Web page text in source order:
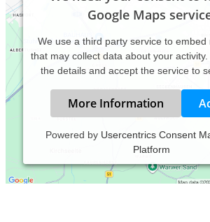
Google Maps
We use a third party service to embed
that may collect data about your
the details and accept the service to
More Information
Powered by Usercentrics Consent
Platform
Verantwortlich für den Inhalt des
Gehlen